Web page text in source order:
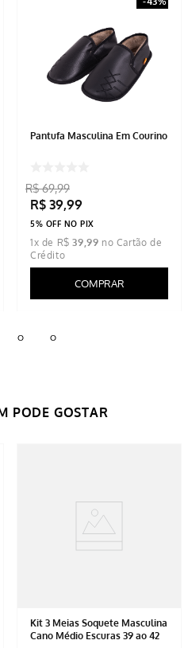
Pantufa Masculina Em Courino
R$ 69,99
R$ 39,99
5% OFF NO PIX
1x de R$ 39 ,99
COMPRAR
Kit 3 Meias Soquete Masculina
Cano Médio Escuras 39 ao 42